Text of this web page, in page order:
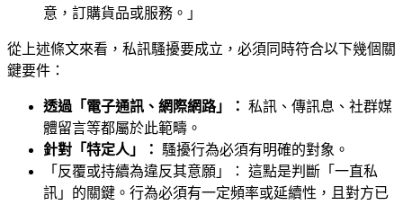
意，訂購貨品或服務。」
從上述條文來看，私訊騷擾要成立，必須同時符合以下幾個關
鍵要件：
透過「電子通訊、網際網路」： 私訊、傳訊息、社群媒
體留言等都屬於此範疇。
針對「特定人」：
騷擾行為必須有明確的對象。
「反覆或持續為違反其意願」： 這點是判斷「一直私
訊」的關鍵。行為必須有一定頻率或延續性，且對方已